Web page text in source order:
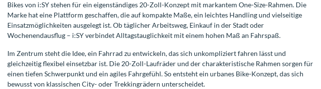
Bikes von i:SY stehen für ein eigenständiges 20-Zoll-Konzept mit markantem One-Size-Rahmen. Die
Marke hat eine Plattform geschaffen, die auf kompakte Maße, ein leichtes Handling und vielseitige
Einsatzmöglichkeiten ausgelegt ist. Ob täglicher Arbeitsweg, Einkauf in der Stadt oder
Wochenendausflug – i:SY verbindet Alltagstauglichkeit mit einem hohen Maß an Fahrspaß.
Im Zentrum steht die Idee, ein Fahrrad zu entwickeln, das sich unkompliziert fahren lässt und
gleichzeitig flexibel einsetzbar ist. Die 20-Zoll-Laufräder und der charakteristische Rahmen sorgen für
einen tiefen Schwerpunkt und ein agiles Fahrgefühl. So entsteht ein urbanes Bike-Konzept, das sich
bewusst von klassischen City- oder Trekkingrädern unterscheidet.